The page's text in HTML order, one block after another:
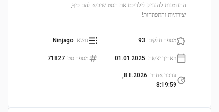
ההזדמנות להעניק לילדיכם את הסט שיביא להם כיף,
יצירתיות והתפתחות!
מספר חלקים:
93 נושא:
Ninjago
תאריך יציאה:
01.01.2025 מספר סט:
71827
עדכון אחרון:
8.8.2026,
8:19:59